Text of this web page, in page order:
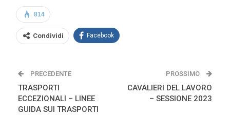
814
Condividi Facebook
PRECEDENTE
TRASPORTI
ECCEZIONALI – LINEE
GUIDA SUI TRASPORTI
PROSSIMO
CAVALIERI DEL LAVORO
– SESSIONE 2023